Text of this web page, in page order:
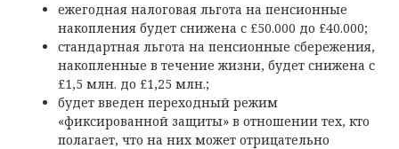
ежегодная налоговая льгота на пенсионные
накопления будет снижена с £50.000 до £40.000;
стандартная льгота на пенсионные сбережения,
накопленные в течение жизни, будет снижена с
£1,5 млн. до £1,25 млн.;
будет введен переходный режим
«фиксированной защиты» в отношении тех, кто
полагает, что на них может отрицательно